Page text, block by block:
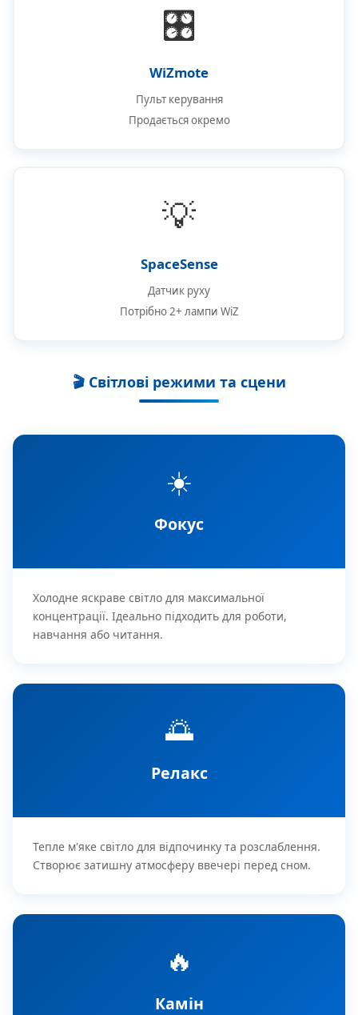
🎛️
WiZmote
Пульт керування
Продається окремо
💡
SpaceSense
Датчик руху
Потрібно 2+ лампи WiZ
🎬 Світлові режими та сцени
☀️
Фокус
Холодне яскраве світло для максимальної
концентрації. Ідеально підходить для роботи,
навчання або читання.
🌅
Релакс
Тепле м'яке світло для відпочинку та розслаблення.
Створює затишну атмосферу ввечері перед сном.
🔥
Камін